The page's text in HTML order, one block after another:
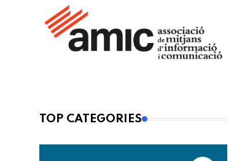
TOP CATEGORIES